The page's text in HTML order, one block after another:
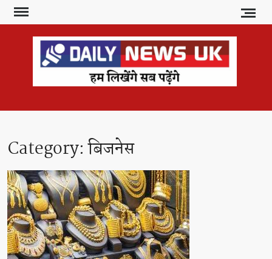
Skip
to
content
पढ़ेंगे
Category:बिजनेस